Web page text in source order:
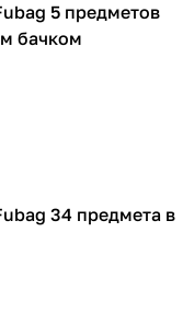
5 предметов
бачком
34 предмета в